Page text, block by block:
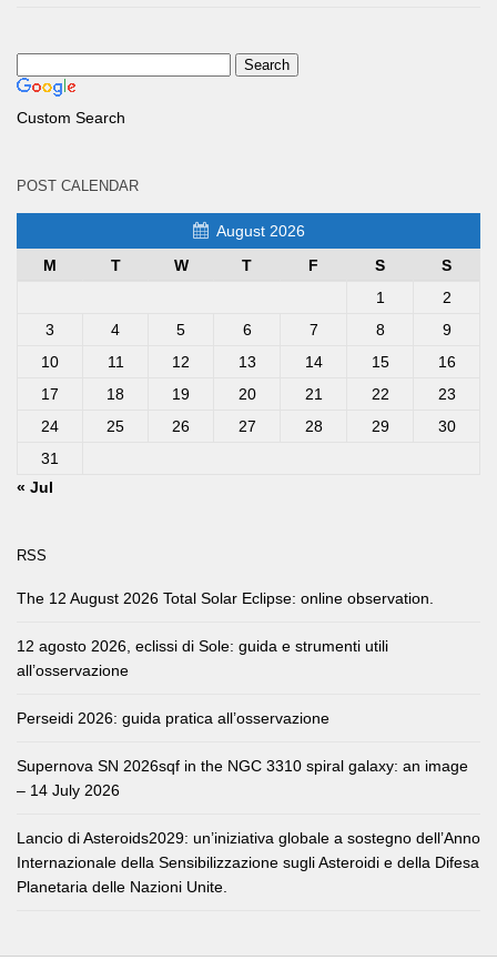
Custom Search
POST CALENDAR
August 2026
M
T W T F S
S
1
2
3
4 5 6 7 8
9
10
11 12 13 14 15
16
17
18 19 20 21 22
23
24
25 26 27 28 29
30
31
« Jul
RSS
The 12 August 2026 Total Solar Eclipse: online observation.
12 agosto 2026, eclissi di Sole: guida e strumenti utili
all’osservazione
Perseidi 2026: guida pratica all’osservazione
Supernova SN 2026sqf in the NGC 3310 spiral galaxy: an image
– 14 July 2026
Lancio di Asteroids2029: un’iniziativa globale a sostegno dell’Anno
Internazionale della Sensibilizzazione sugli Asteroidi e della Difesa
Planetaria delle Nazioni Unite.